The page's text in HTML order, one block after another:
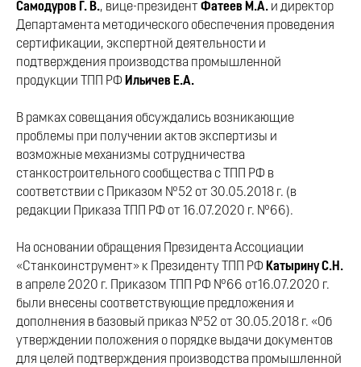
Самодуров Г. В., вице-президент Фатеев М.А. и директор
Департамента методического обеспечения проведения
сертификации, экспертной деятельности и
подтверждения производства промышленной
продукции ТПП РФ Ильичев Е.А.
В рамках совещания обсуждались возникающие
проблемы при получении актов экспертизы и
возможные механизмы сотрудничества
станкостроительного сообщества с ТПП РФ в
соответствии с Приказом №52 от 30.05.2018 г. (в
редакции Приказа ТПП РФ от 16.07.2020 г. №66).
На основании обращения Президента Ассоциации
«Станкоинструмент» к Президенту ТПП РФ Катырину С.Н.
в апреле 2020 г. Приказом ТПП РФ №66 от16.07.2020 г.
были внесены соответствующие предложения и
дополнения в базовый приказ №52 от 30.05.2018 г. «Об
утверждении положения о порядке выдачи документов
для целей подтверждения производства промышленной